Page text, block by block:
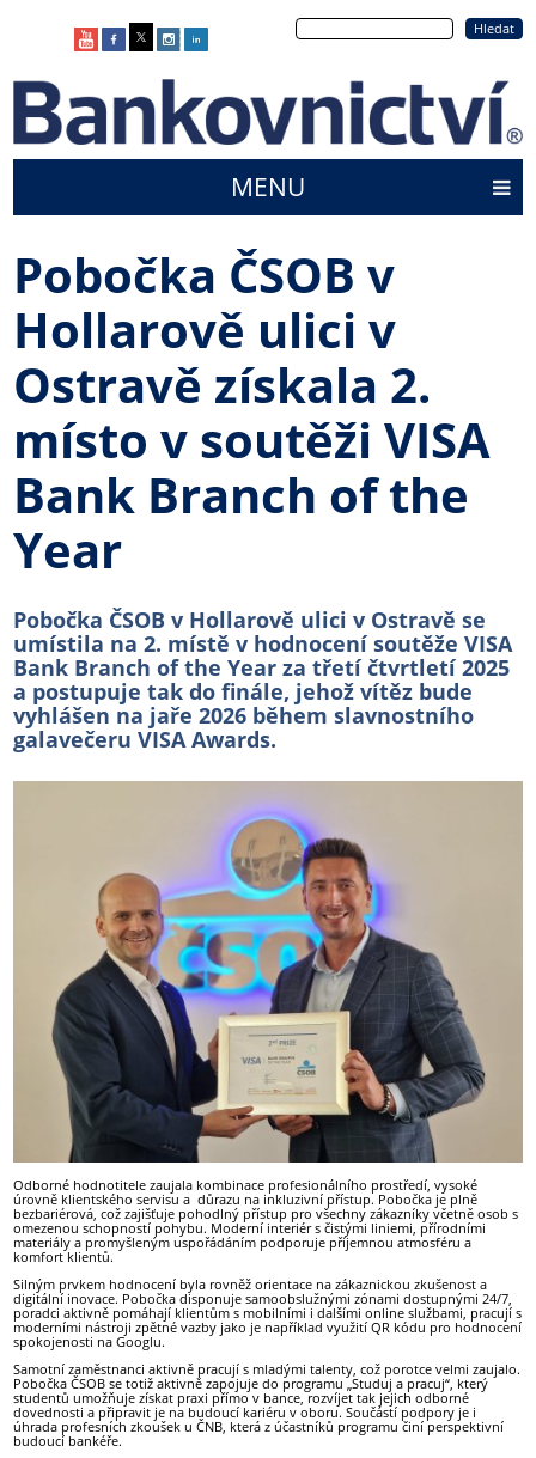
Hledat
menu
MENU
Pobočka ČSOB v
Hollarově ulici v
Ostravě získala 2.
místo v soutěži VISA
Bank Branch of the
Year
Pobočka ČSOB v Hollarově ulici v Ostravě se
umístila na 2. místě v hodnocení soutěže VISA
Bank Branch of the Year za třetí čtvrtletí 2025
a postupuje tak do finále, jehož vítěz bude
vyhlášen na jaře 2026 během slavnostního
galavečeru VISA Awards.
Odborné hodnotitele zaujala kombinace profesionálního prostředí, vysoké
úrovně klientského servisu a důrazu na inkluzivní přístup. Pobočka je plně
bezbariérová, což zajišťuje pohodlný přístup pro všechny zákazníky včetně osob s
omezenou schopností pohybu. Moderní interiér s čistými liniemi, přírodními
materiály a promyšleným uspořádáním podporuje příjemnou atmosféru a
komfort klientů.
Silným prvkem hodnocení byla rovněž orientace na zákaznickou zkušenost a
digitální inovace. Pobočka disponuje samoobslužnými zónami dostupnými 24/7,
poradci aktivně pomáhají klientům s mobilními i dalšími online službami, pracují s
moderními nástroji zpětné vazby jako je například využití QR kódu pro hodnocení
spokojenosti na Googlu.
Samotní zaměstnanci aktivně pracují s mladými talenty, což porotce velmi zaujalo.
Pobočka ČSOB se totiž aktivně zapojuje do programu „Studuj a pracuj“, který
studentů umožňuje získat praxi přímo v bance, rozvíjet tak jejich odborné
dovednosti a připravit je na budoucí kariéru v oboru. Součástí podpory je i
úhrada profesních zkoušek u ČNB, která z účastníků programu činí perspektivní
budoucí bankéře.